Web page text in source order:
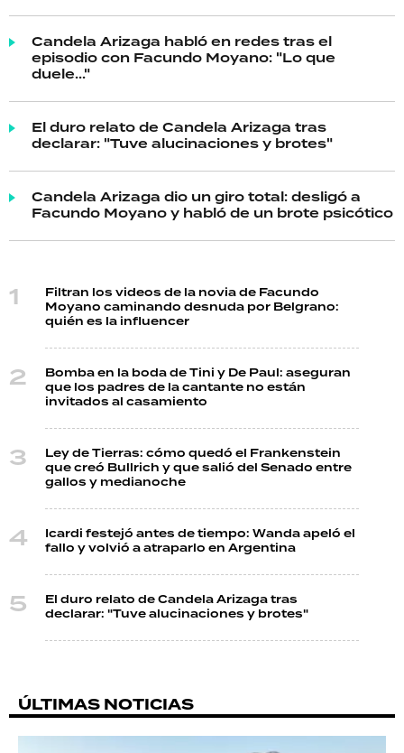
Candela Arizaga habló en redes tras el
episodio con Facundo Moyano: "Lo que
duele..."
El duro relato de Candela Arizaga tras
declarar: "Tuve alucinaciones y brotes"
Candela Arizaga dio un giro total: desligó a
Facundo Moyano y habló de un brote psicótico
Filtran los videos de la novia de Facundo
Moyano caminando desnuda por Belgrano:
quién es la influencer
Bomba en la boda de Tini y De Paul: aseguran
que los padres de la cantante no están
invitados al casamiento
Ley de Tierras: cómo quedó el Frankenstein
que creó Bullrich y que salió del Senado entre
gallos y medianoche
Icardi festejó antes de tiempo: Wanda apeló el
fallo y volvió a atraparlo en Argentina
El duro relato de Candela Arizaga tras
declarar: "Tuve alucinaciones y brotes"
ÚLTIMAS NOTICIAS